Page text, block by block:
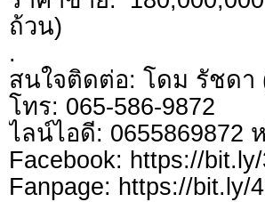
ถ้วน)
.
สนใจติดต่อ: โดม รัชดา
โทร: 065-586-9872
ไลน์ไอดี: 0655869872
Facebook: https://
Fanpage: https://bit.ly/